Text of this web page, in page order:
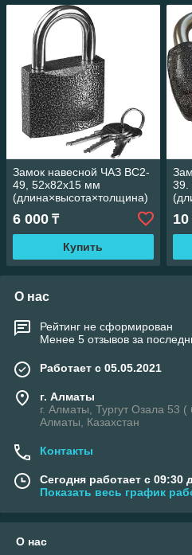
Замок навесной ЧАЗ ВС2-
49, 52x82x15 мм
(длина×высота×толщина)
6 000 ₸
Купить
39.
10
О нас
Рейтинг не сформирован
Менее 5 отзывов за
Работает с 05.05.2021
г. Алматы
г. Алматы, Тургут Озала 53
Алматы, Казахстан
Контакты
Сегодня работает с 09:30
Показать весь график
О нас